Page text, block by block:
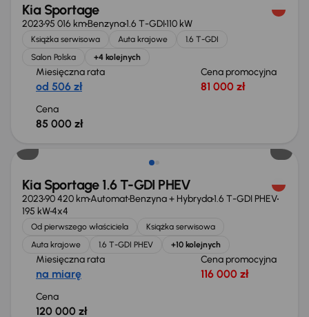
Kia Sportage
202395 016 kmBenzyna1.6 T-GDI110 kW
Książka serwisowa Auta krajowe
1.6 T-GDI
Salon Polska
+4 kolejnych
Miesięczna rata
od 506 zł
Cena promocyjna
81 000 zł
Cena
85 000 zł
Możliwość odliczenia VAT
Kia Sportage 1.6 T-GDI PHEV
202390 420 kmAutomatBenzyna + Hybryda1.6 T-GDI PHEV
195 kW4x4
Od pierwszego właściciela
Książka serwisowa
Auta krajowe
1.6 T-GDI PHEV +10 kolejnych
Miesięczna rata
na miarę
Cena promocyjna
116 000 zł
Cena
120 000 zł